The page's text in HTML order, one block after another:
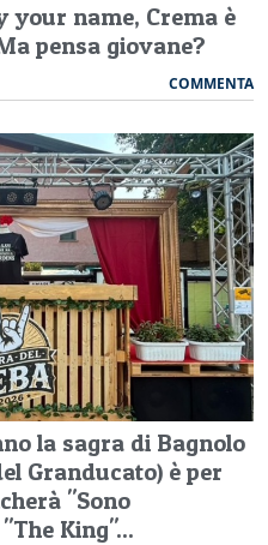
your name, Crema è
pensa giovane?
COMMENTA
la sagra di Bagnolo
Granducato) è per
"Sono
King"...